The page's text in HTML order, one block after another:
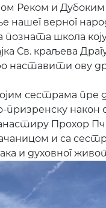
Реком и
верног
школа коју
Св. краљева
наставити ову
сестрама пре
призренску након
Прохор
и са
и духовног